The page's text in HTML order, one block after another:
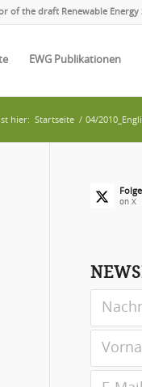
of the draft Renewable Energy
EWG Publikationen
hier: Startseite / 04/
on X